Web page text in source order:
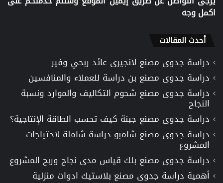
اكمل وجه
أحدث المقالات
دراسة جدوى مصنع لانجيرى عائد ربحي وفير
دراسة جدوى مصنع بن دراسة للعملاء والمنافسين
دراسة جدوى مصنع شحوم التكاليف والموارد ونسبة
النجاح
دراسة جدوى مصنع جبنة كيف تحسب الطاقة الإنتاجية؟
دراسة جدوى مصنع شامبو دراسة شاملة لاحتياجات
المشروع
دراسة جدوى مصنع بلك قياس مدى نجاح وربح المشروع
أهمية دراسة جدوى مصنع بلاستيك ادوات منزلية